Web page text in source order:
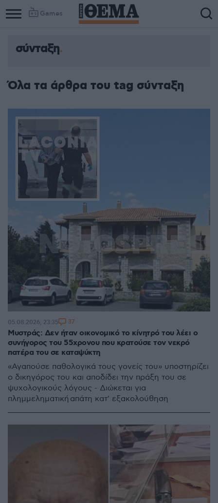
Games
σύνταξη
Όλα τα άρθρα του tag σύνταξη
Μυστράς: Δεν ήταν οικονομικό το κίνητρό του λέει ο
συνήγορος του 55χρονου που κρατούσε τον νεκρό
πατέρα του σε καταψύκτη
«Αγαπούσε παθολογικά τους γονείς του» υποστηρίζει
ο δικηγόρος του και αποδίδει την πράξη του σε
ψυχολογικούς λόγους - Διώκεται για
πλημμεληματική απάτη κατ' εξακολούθηση
05.08.2026, 23:35 37